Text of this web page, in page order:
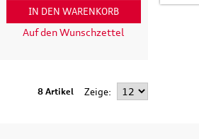
IN DEN WARENKORB
Auf den Wunschzettel
8 Artikel Zeige